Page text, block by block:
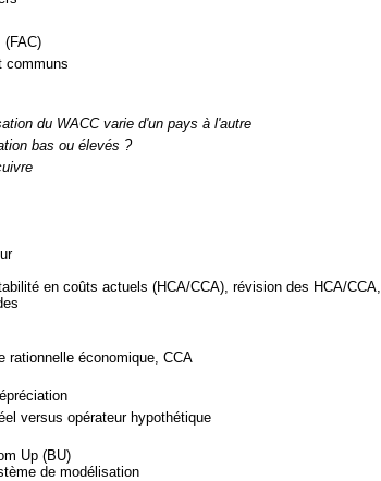
(FAC)
communs
du WACC varie d'un pays à l'autre
bas ou élevés ?
en coûts actuels (HCA/CCA), révision des HCA/CCA,
rationnelle économique, CCA
versus opérateur hypothétique
Up (BU)
de modélisation